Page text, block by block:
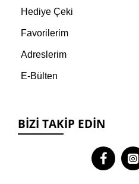
Hediye Çeki
Favorilerim
Adreslerim
E-Bülten
BIZI TAKIP EDIN